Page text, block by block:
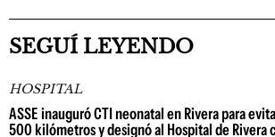
SEGUÍ LEYENDO
HOSPITAL
ASSE inauguró CTI neonatal en Rivera para
500 kilómetros y designó al Hospital de Rivera